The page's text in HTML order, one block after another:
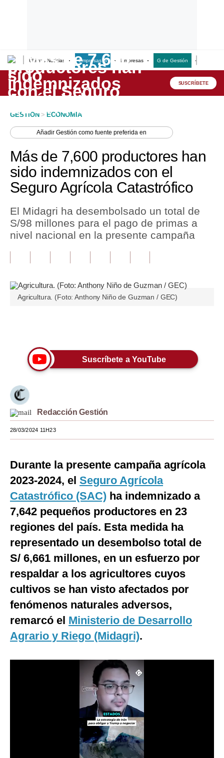
Últimas Noticias Empresas G Empresas G de Gestión
Lo último
Peru Quiosco
Economía
Mercados
Política
Finanzas Personales
Inmobiliarias
Plus G
Pregunta de hoy
Blogs
Tendencias
Moda
Estilos
Mundo
EEUU
México
España
Internacional
Tecnología
Club del Suscriptor
Mix
SUSCRÍBETE
GESTION > ECONOMIA
AñadirGestión como fuente preferida en
Más de 7,600 productores han
sido indemnizados con el
Seguro Agrícola Catastrófico
El Midagri ha desembolsado un total de
S/98 millones para el pago de primas a
nivel nacional en la presente campaña
Agricultura. (Foto: Anthony Niño de Guzman / GEC)
Suscríbete a YouTube
Redacción Gestión
28/03/2024 11H23
Durante la presente campaña agrícola
2023-2024, el Seguro Agrícola
Catastrófico (SAC) ha indemnizado a
7,642 pequeños productores en 23
regiones del país. Esta medida ha
representado un desembolso total de
S/ 6,661 millones, en un esfuerzo por
respaldar a los agricultores cuyos
cultivos se han visto afectados por
fenómenos naturales adversos,
remarcó el Ministerio de Desarrollo
Agrario y Riego (Midagri).